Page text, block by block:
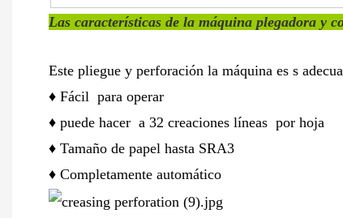
Las características de la máquina plegadora y
Este pliegue y perforación la máquina es s
♦ Fácil para operar
♦ puede hacer a 32 creaciones líneas por hoja
♦ Tamaño de papel hasta SRA3
♦ Completamente automático